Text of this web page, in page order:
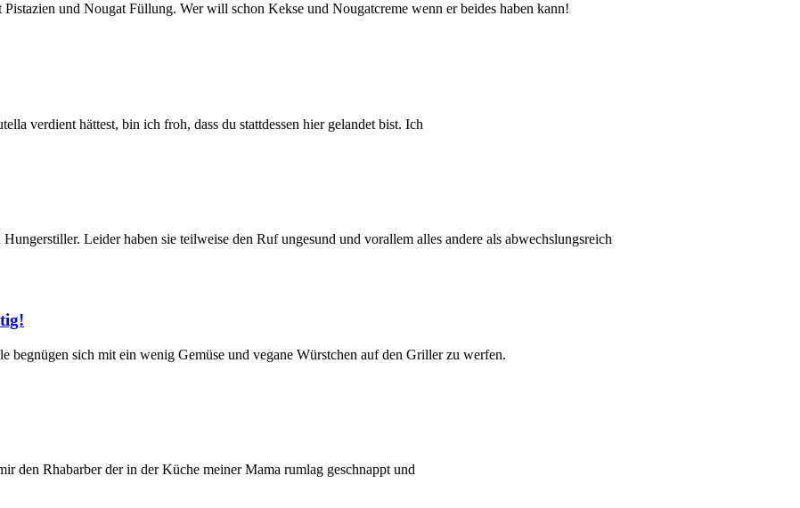
und Nougat Füllung. Wer will schon Kekse und Nougatcreme wenn er beides haben kann!
verdient hättest, bin ich froh, dass du stattdessen hier gelandet bist. Ich
Leider haben sie teilweise den Ruf ungesund und vorallem alles andere als abwechslungsreich
begnügen sich mit ein wenig Gemüse und vegane Würstchen auf den Griller zu werfen.
den Rhabarber der in der Küche meiner Mama rumlag geschnappt und